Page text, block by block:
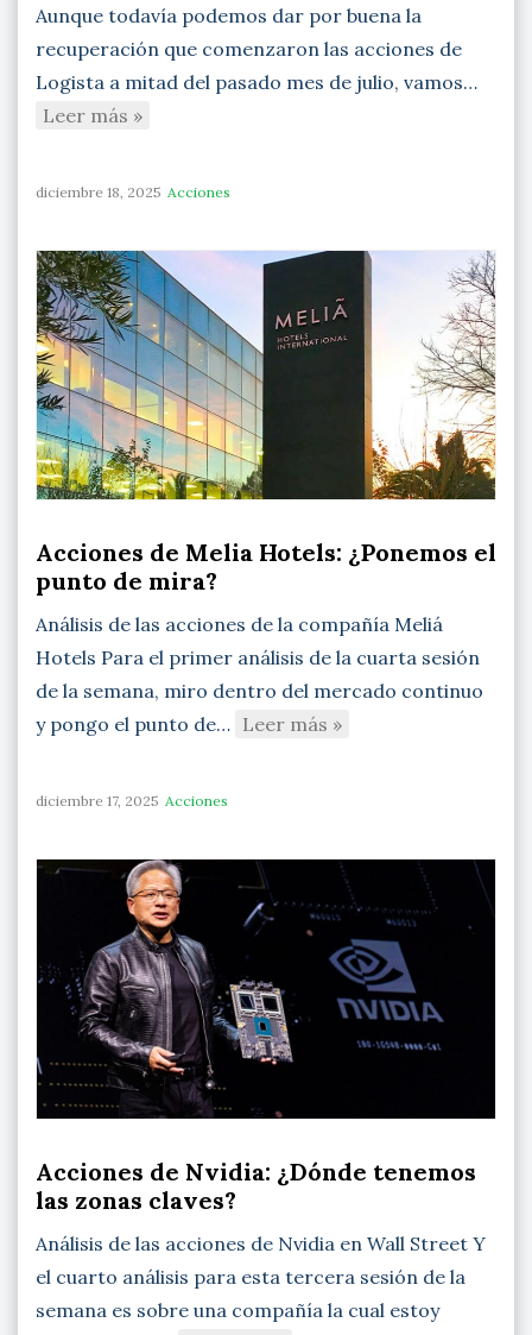
Aunque todavía podemos dar por buena la
recuperación que comenzaron las acciones de
Logista a mitad del pasado mes de julio, vamos…
Leer más »
diciembre 18, 2025 Acciones
Acciones de Melia Hotels: ¿Ponemos el
punto de mira?
Análisis de las acciones de la compañía Meliá
Hotels Para el primer análisis de la cuarta sesión
de la semana, miro dentro del mercado continuo
y pongo el punto de… Leer más »
diciembre 17, 2025 Acciones
Acciones de Nvidia: ¿Dónde tenemos
las zonas claves?
Análisis de las acciones de Nvidia en Wall Street Y
el cuarto análisis para esta tercera sesión de la
semana es sobre una compañía la cual estoy